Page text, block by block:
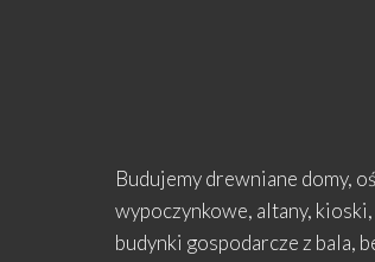
Budujemy drewniane domy,
wypoczynkowe, altany, kioski,
budynki gospodarcze z bala,